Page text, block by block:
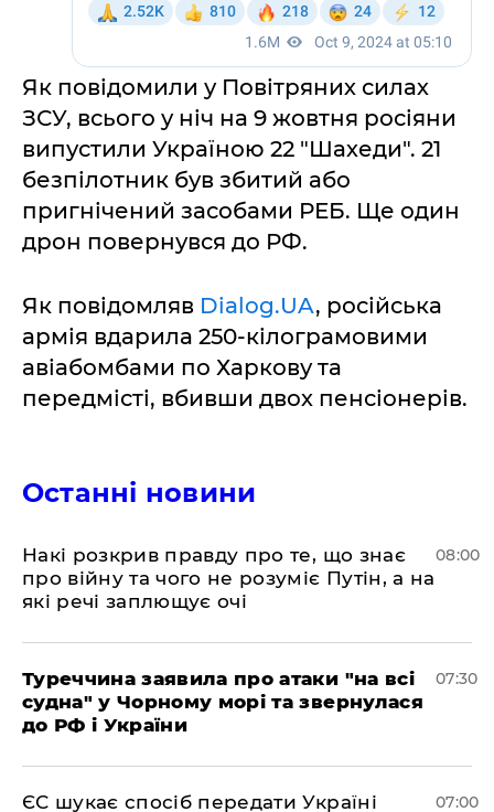
Як повідомили у Повітряних силах
ЗСУ, всього у ніч на 9 жовтня росіяни
випустили Україною 22 "Шахеди". 21
безпілотник був збитий або
пригнічений засобами РЕБ. Ще один
дрон повернувся до РФ.
Як повідомляв Dialog.UA, російська
армія вдарила 250-кілограмовими
авіабомбами по Харкову та
передмісті, вбивши двох пенсіонерів.
Останні новини
Накі розкрив правду про те, що знає
про війну та чого не розуміє Путін, а на
які речі заплющує очі
08:00
Туреччина заявила про атаки "на всі
судна" у Чорному морі та звернулася
до РФ і України
07:30
ЄС шукає спосіб передати Україні 07:00